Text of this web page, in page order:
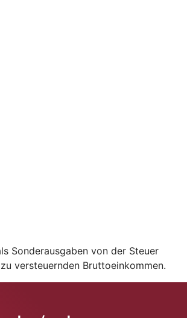
Sonderausgaben von der Steuer
versteuernden Bruttoeinkommen.